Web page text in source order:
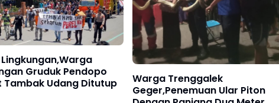
Lingkungan,Warga
Gruduk Pendopo
Tambak Udang Ditutup
Warga Trenggalek
Geger,Penemuan Ular Piton